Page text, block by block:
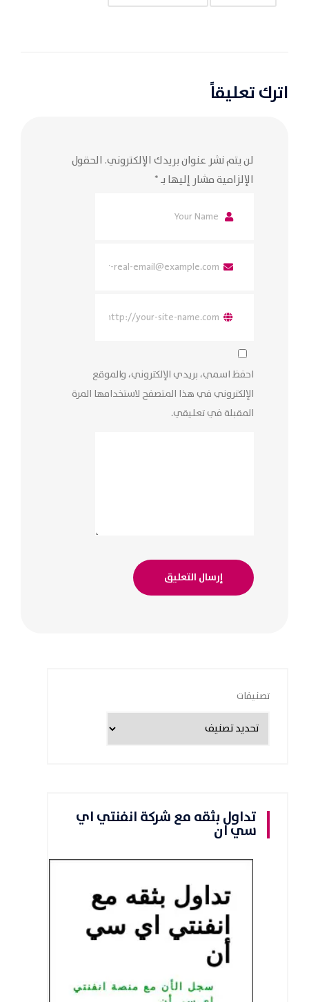
اترك تعليقاً
لن يتم نشر عنوان بريدك الإلكتروني. الحقول
الإلزامية مشار إليها بـ*
احفظ اسمي، بريدي الإلكتروني، والموقع
الإلكتروني في هذا المتصفح لاستخدامها المرة
المقبلة في تعليقي.
تصنيفات
تداول بثقه مع شركة انفنتي اي
سي ان